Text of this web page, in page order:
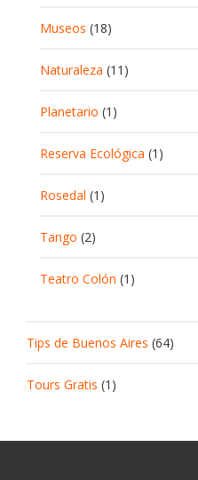
Museos (18)
Naturaleza (11)
Planetario (1)
Reserva Ecológica (1)
Rosedal (1)
Tango (2)
Teatro Colón (1)
Tips de Buenos Aires (64)
Tours Gratis (1)